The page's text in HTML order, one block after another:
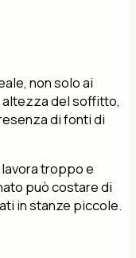
non solo ai
del soffitto,
di fonti di
troppo e
può costare di
in stanze piccole.